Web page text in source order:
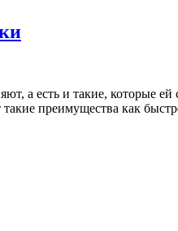
а есть и такие, которые
такие преимущества как